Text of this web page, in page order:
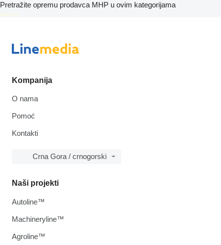
Pretražite opremu prodavca MHP u ovim kategorijama
disallow-in-dsa
Kompanija
O nama
Pomoć
Kontakti
Crna Gora / crnogorski
Naši projekti
Autoline™
Machineryline™
Agroline™